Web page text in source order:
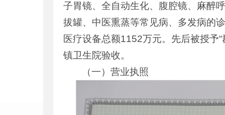
子胃镜、全自动生化、腹腔镜、麻醉
拔罐、中医熏蒸等常见病、多发病的
医疗设备总额1152万元。先后被授予
镇卫生院验收。
（一）营业执照